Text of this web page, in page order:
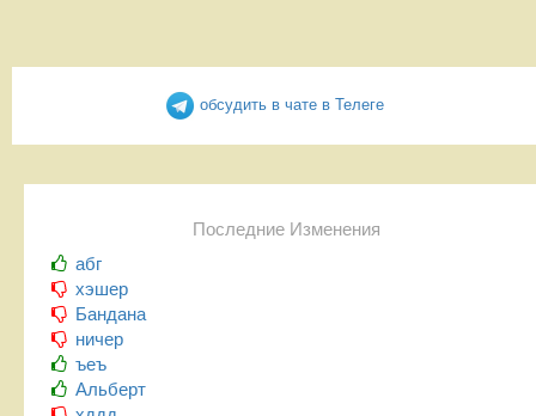
обсудить в чате в Телеге
Последние Изменения
абг
хэшер
Бандана
ничер
ъеъ
Альберт